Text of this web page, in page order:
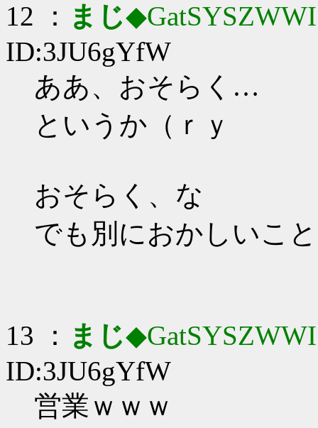
12 ： まじ◆GatSYSZWWI
ID:3JU6gYfW
ああ、おそらく…
というか（ｒｙ
おそらく、な
でも別におかしいこ
13 ： まじ◆GatSYSZWWI
ID:3JU6gYfW
営業ｗｗｗ